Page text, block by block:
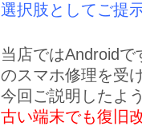
選択肢としてご提
当店ではAndroid
のスマホ修理を受
今回ご説明したよ
古い端末でも復旧